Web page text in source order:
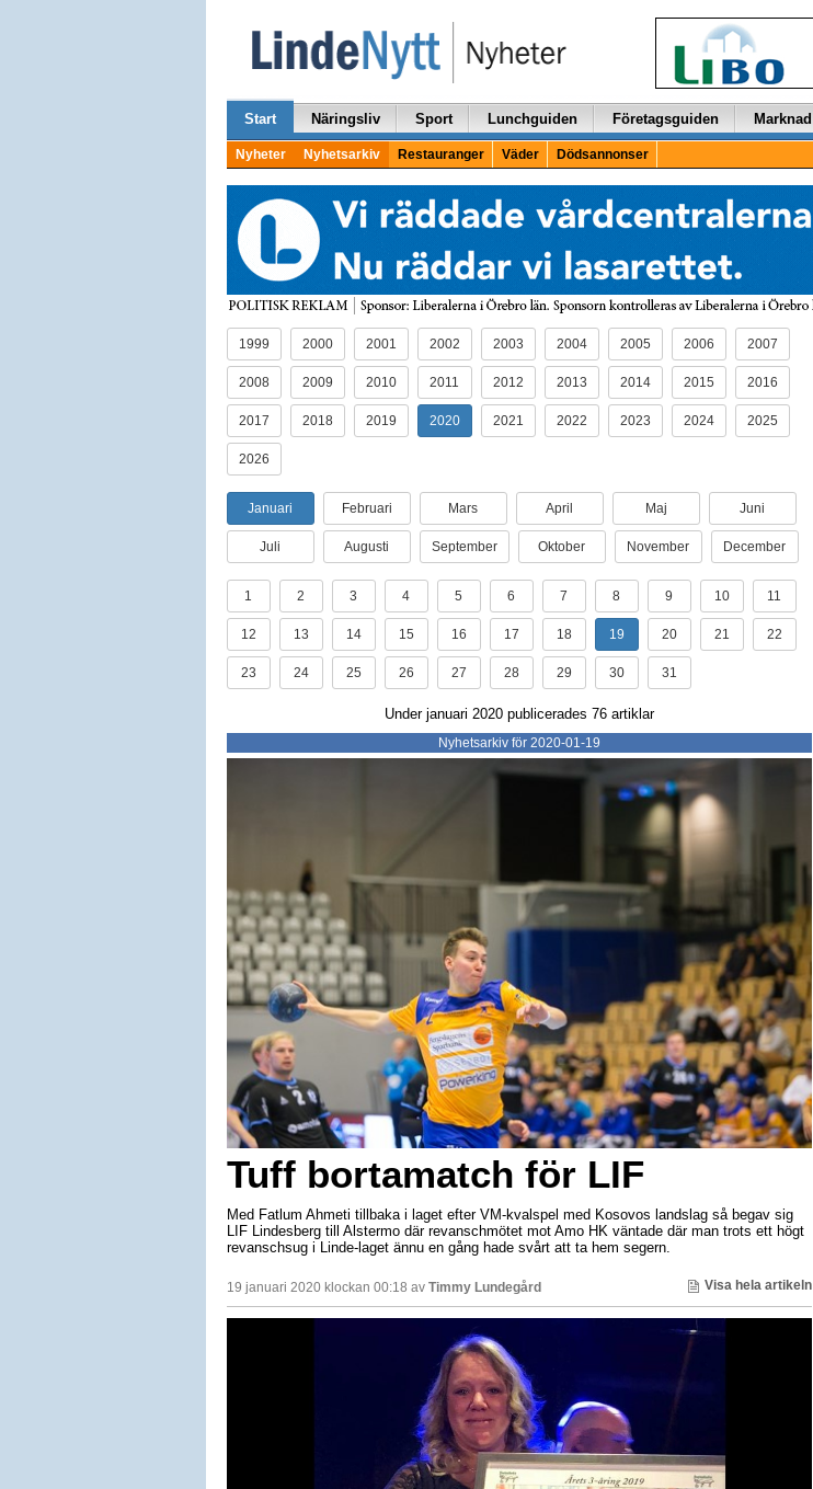
Start Näringsliv Sport Lunchguiden Företagsguiden Marknad
Nyheter Nyhetsarkiv Restauranger Väder Dödsannonser
1999 2000 2001 2002 2003 2004 2005 2006 2007
2008 2009 2010 2011 2012 2013 2014 2015 2016
2017 2018 2019 2020 2021 2022 2023 2024 2025
2026
Januari Februari Mars April Maj Juni
Juli Augusti September Oktober November December
1 2 3 4 5 6 7 8 9 10 11
12 13 14 15 16 17 18 19 20 21 22
23 24 25 26 27 28 29 30 31
Under januari 2020 publicerades 76 artiklar
Nyhetsarkiv för 2020-01-19
Tuff bortamatch för LIF
Med Fatlum Ahmeti tillbaka i laget efter VM-kvalspel med Kosovos landslag så begav sig
LIF Lindesberg till Alstermo där revanschmötet mot Amo HK väntade där man trots ett högt
revanschsug i Linde-laget ännu en gång hade svårt att ta hem segern.
19 januari 2020 klockan 00:18 av Timmy Lundegård Visa hela artikeln